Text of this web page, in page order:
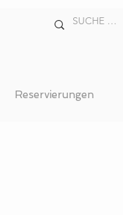
Reservierungen